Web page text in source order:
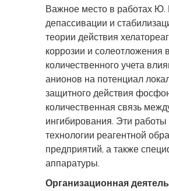
Важное место в работах Ю.
депассивации и
теории действия
коррозии и
количественного учета
анионов на потенциал
защитного действия
количественная связь
ингибирования. Эти
технологии реагентной
предприятий, а также
аппаратуры.
Организационная